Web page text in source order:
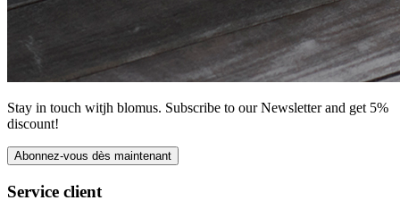
Stay in touch witjh blomus. Subscribe to our Newsletter and get 5%
discount!
Abonnez-vous dès maintenant
Service client